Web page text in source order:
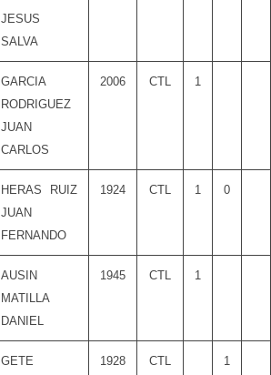
JESUS
SALVA
GARCIA
RODRIGUEZ
JUAN
CARLOS
2006 CTL 1
HERAS RUIZ
JUAN
FERNANDO
1924 CTL 1 0
AUSIN
MATILLA
DANIEL
1945 CTL 1
GETE
1928 CTL 1